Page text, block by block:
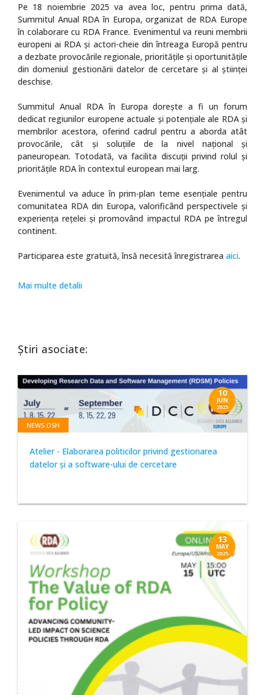
Pe 18 noiembrie 2025 va avea loc, pentru prima dată,
Summitul Anual RDA în Europa, organizat de RDA Europe
în colaborare cu RDA France. Evenimentul va reuni membrii
europeni ai RDA și actori-cheie din întreaga Europă pentru
a dezbate provocările regionale, prioritățile și oportunitățile
din domeniul gestionării datelor de cercetare și al științei
deschise.
Summitul Anual RDA în Europa dorește a fi un forum
dedicat regiunilor europene actuale și potențiale ale RDA și
membrilor acestora, oferind cadrul pentru a aborda atât
provocările, cât și soluțiile de la nivel național și
paneuropean. Totodată, va facilita discuții privind rolul și
prioritățile RDA în contextul european mai larg.
Evenimentul va aduce în prim-plan teme esențiale pentru
comunitatea RDA din Europa, valorificând perspectivele și
experiența rețelei și promovând impactul RDA pe întregul
continent.
Participarea este gratuită, însă necesită înregistrarea aici.
Mai multe detalii
Știri asociate:
10
JUN
2025
NEWS OSH
Atelier - Elaborarea politicilor privind gestionarea
datelor și a software-ului de cercetare
13
MAY
2025